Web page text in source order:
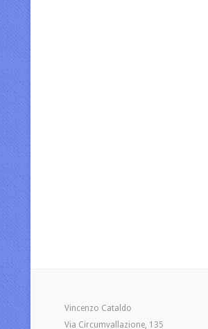
Vincenzo Cataldo
Via Circumvallazione, 135